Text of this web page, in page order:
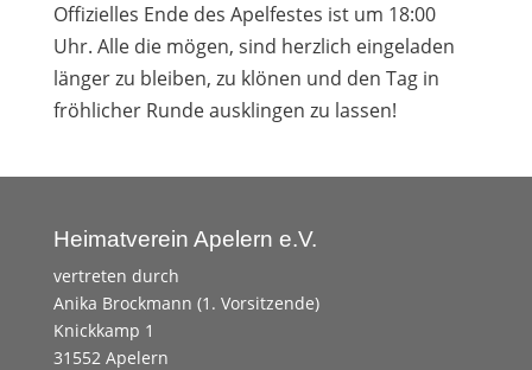
Offizielles Ende des Apelfestes ist um 18:00
Uhr. Alle die mögen, sind herzlich eingeladen
länger zu bleiben, zu klönen und den Tag in
fröhlicher Runde ausklingen zu lassen!
Heimatverein Apelern e.V.
vertreten durch
Anika Brockmann (1. Vorsitzende)
Knickkamp 1
31552 Apelern